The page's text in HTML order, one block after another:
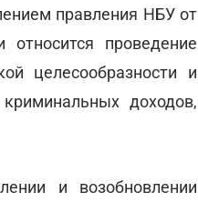
правления НБУ от
проведение
целесообразности и
доходов,
и возобновлении